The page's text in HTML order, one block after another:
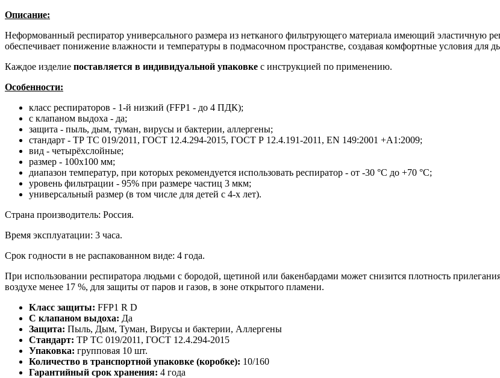
Описание:
Неформованный респиратор универсального размера из нетканого фильтрующего материала имеющий эластичную
обеспечивает понижение влажности и температуры в подмасочном пространстве, создавая комфортные условия для
Каждое изделие поставляется в индивидуальной упаковке с инструкцией по применению.
Особенности:
класс респираторов - 1-й низкий (FFP1 - до 4 ПДК);
с клапаном выдоха - да;
защита - пыль, дым, туман, вирусы и бактерии, аллергены;
стандарт - ТР ТС 019/2011, ГОСТ 12.4.294-2015, ГОСТ Р 12.4.191-2011, EN 149:2001 +A1:2009;
вид - четырёхслойные;
размер - 100x100 мм;
диапазон температур, при которых рекомендуется использовать респиратор - от -30 °C до +70 °C;
уровень фильтрации - 95% при размере частиц 3 мкм;
универсальный размер (в том числе для детей с 4-х лет).
Страна производитель: Россия.
Время эксплуатации: 3 часа.
Срок годности в не распакованном виде: 4 года.
При использовании респиратора людьми с бородой, щетиной или бакенбардами может снизится плотность
воздухе менее 17 %, для защиты от паров и газов, в зоне открытого пламени.
Класс защиты: FFP1 R D
С клапаном выдоха: Да
Защита: Пыль, Дым, Туман, Вирусы и бактерии, Аллергены
Стандарт: ТР ТС 019/2011, ГОСТ 12.4.294-2015
Упаковка: групповая 10 шт.
Количество в транспортной упаковке (коробке): 10/160
Гарантийный срок хранения: 4 года